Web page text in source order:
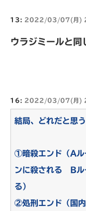
13: 2022/03/07(月)
ウラジミールと同
16: 2022/03/07(月)
結局、どれだと思
①暗殺エンド（Aル
ンに殺される Bル
る）
②処刑エンド（国